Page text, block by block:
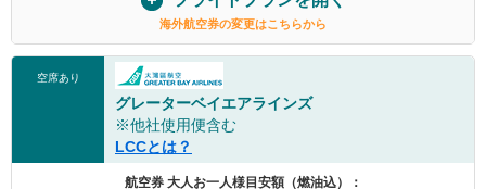
海外航空券の変更はこちらから
空席あり
グレーターベイエアラインズ
※他社使用便含む
LCCとは？
航空券 大人お一人様目安額（燃油込）：